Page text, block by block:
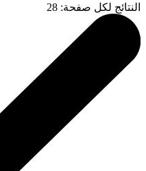
النتائج لكل صفحة:
28